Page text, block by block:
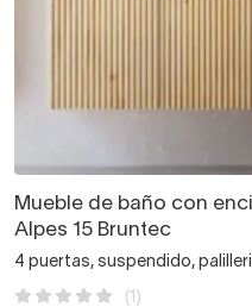
Mueble de baño con
Alpes 15 Bruntec
4 puertas, suspendido,
(1)